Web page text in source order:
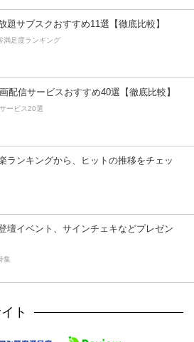
題サブスクおすすめ11選【徹底比較】
満足度ランキング
配信サービスおすすめ40選【徹底比較】
ービス20選
ランキングから、ヒットの推移をチェッ
壇イベント、サインチェキなどプレゼン
集
ト